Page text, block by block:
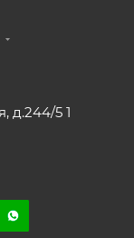
д.244/5 1